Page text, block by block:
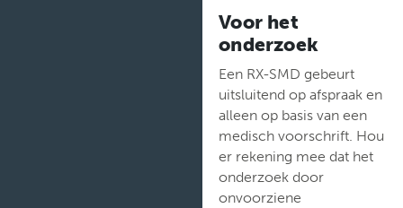
Voor het
onderzoek
Een RX-SMD gebeurt
uitsluitend op afspraak en
alleen op basis van een
medisch voorschrift. Hou
er rekening mee dat het
onderzoek door
onvoorziene